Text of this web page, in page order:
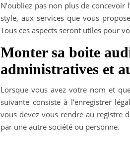
N’oubliez pas non plus de
style, aux services que vous
Tous ces aspects seront utiles pour
Monter sa boite
administratives et
Lorsque vous avez votre nom et
suivante consiste à l’enregistrer
vous devez vous rendre au registre
par une autre société ou personne.